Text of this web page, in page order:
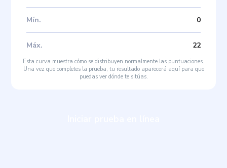
Mín. 0
Máx. 22
Esta curva muestra cómo se distribuyen normalmente las puntuaciones.
Una vez que completes la prueba, tu resultado aparecerá aquí para que
puedas ver dónde te sitúas.